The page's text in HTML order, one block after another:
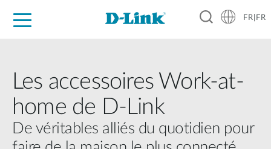
FR|FR
Les accessoires Work-at-
home de D-Link
De véritables alliés du quotidien pour